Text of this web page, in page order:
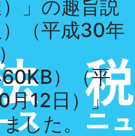
」の趣旨説
（平成30年
）（平
月12日）」
した。